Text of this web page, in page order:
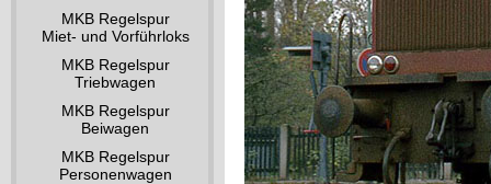
MKB Regelspur
Miet- und Vorführloks
MKB Regelspur
Triebwagen
MKB Regelspur
Beiwagen
MKB Regelspur
Personenwagen